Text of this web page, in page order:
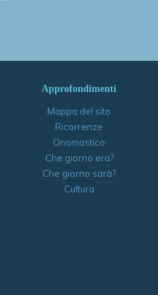
Approfondimenti
Mappa del sito
Ricorrenze
Onomastico
Che giorno era?
Che giorno sarà?
Cultura